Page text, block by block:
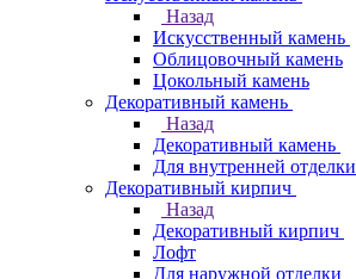
Назад
Искусственный камень
Облицовочный камень
Цокольный камень
Декоративный камень
Назад
Декоративный камень
Для внутренней отделки
Декоративный кирпич
Назад
Декоративный кирпич
Лофт
Для наружной отделки